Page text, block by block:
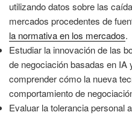
utilizando datos sobre las
mercados procedentes de
la normativa en los mercados.
Estudiar la innovación de las
de negociación basadas en
comprender cómo la nueva
comportamiento de
Evaluar la tolerancia personal